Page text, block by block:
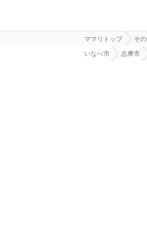
ママリトップ そ
いなべ市
志摩市